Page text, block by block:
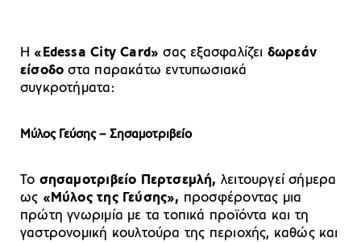
Η «Edessa City Card» σας εξασφαλίζει δωρεάν
είσοδοστα παρακάτω εντυπωσιακά
συγκροτήματα:
Μύλος Γεύσης – Σησαμοτριβείο
Το σησαμοτριβείο Περτσεμλή, λειτουργεί σήμερα
ως «Μύλος της Γεύσης», προσφέροντας μια
πρώτη γνωριμία με τα τοπικά προϊόντα και τη
γαστρονομική κουλτούρα της περιοχής, καθώς και